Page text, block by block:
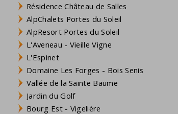
Résidence Château de Salles
AlpChalets Portes du Soleil
AlpResort Portes du Soleil
L'Aveneau - Vieille Vigne
L'Espinet
Domaine Les Forges - Bois Senis
Vallée de la Sainte Baume
Jardin du Golf
Bourg Est - Vigelière